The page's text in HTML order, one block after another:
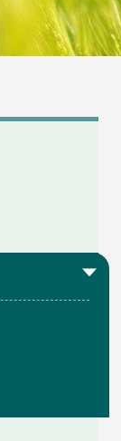
作 学会要闻